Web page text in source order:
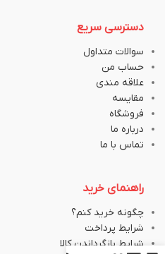
دسترسی سریع
سوالات متداول
حساب من
علاقه مندی
مقایسه
فروشگاه
درباره ما
تماس با ما
راهنمای خرید
چگونه خرید کنم؟
شرایط پرداخت
شرایط بازگرداندن کالا